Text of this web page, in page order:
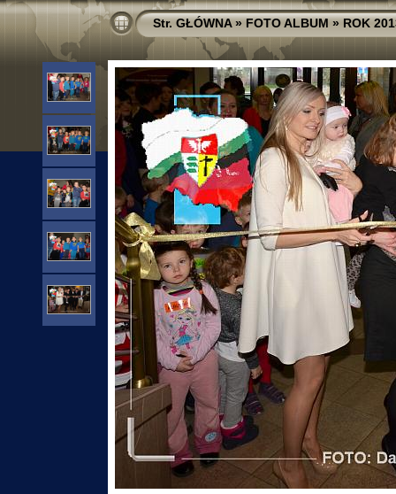
Str. GŁÓWNA»FOTO ALBUM»ROK